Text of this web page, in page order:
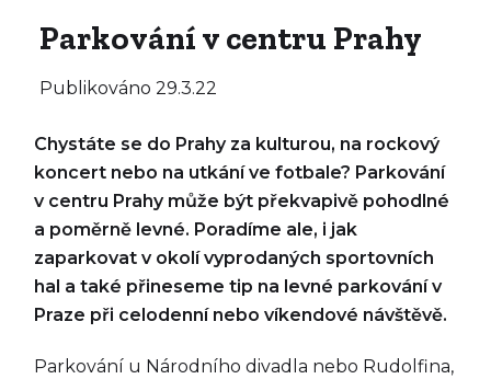
Parkování v centru Prahy
Publikováno 29.3.22
Chystáte se do Prahy za kulturou, na rockový
koncert nebo na utkání ve fotbale? Parkování
v centru Prahy může být překvapivě pohodlné
a poměrně levné. Poradíme ale, i jak
zaparkovat v okolí vyprodaných sportovních
hal a také přineseme tip na levné parkování v
Praze při celodenní nebo víkendové návštěvě.
Parkování u Národního divadla nebo Rudolfina,